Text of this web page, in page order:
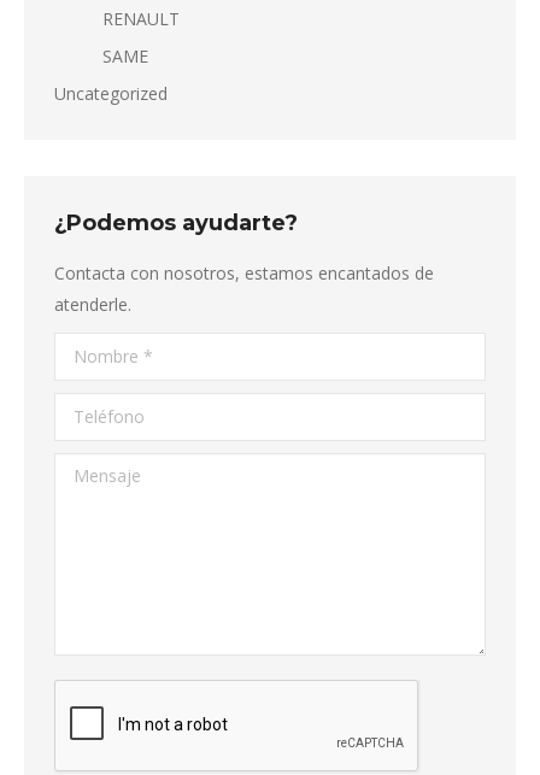
RENAULT
SAME
Uncategorized
¿Podemos ayudarte?
Contacta con nosotros, estamos encantados de
atenderle.
Nombre *
Teléfono
Mensaje